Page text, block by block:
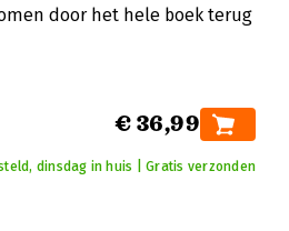
door het hele boek terug
€ 36,99
dinsdag in huis | Gratis verzonden